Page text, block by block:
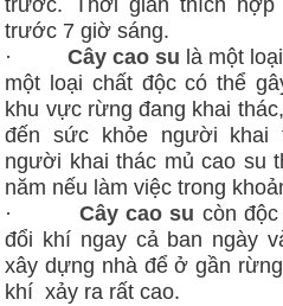
trước. Thời gian thích hợp
trước 7 giờ sáng.
·
Cây cao su là một
một loại chất độc có thể
khu vực rừng đang khai
đến sức khỏe người khai
người khai thác mủ cao su
năm nếu làm việc trong
· Cây cao su còn
đổi khí ngay cả ban ngày
xây dựng nhà để ở gần
khí xảy ra rất cao.